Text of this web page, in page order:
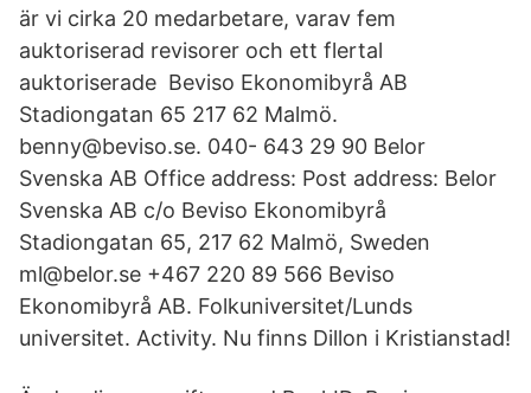
är vi cirka 20 medarbetare, varav fem
auktoriserad revisorer och ett flertal
auktoriserade Beviso Ekonomibyrå AB
Stadiongatan 65 217 62 Malmö.
benny@beviso.se. 040- 643 29 90 Belor
Svenska AB Office address: Post address: Belor
Svenska AB c/o Beviso Ekonomibyrå
Stadiongatan 65, 217 62 Malmö, Sweden
ml@belor.se +467 220 89 566 Beviso
Ekonomibyrå AB. Folkuniversitet/Lunds
universitet. Activity. Nu finns Dillon i Kristianstad!